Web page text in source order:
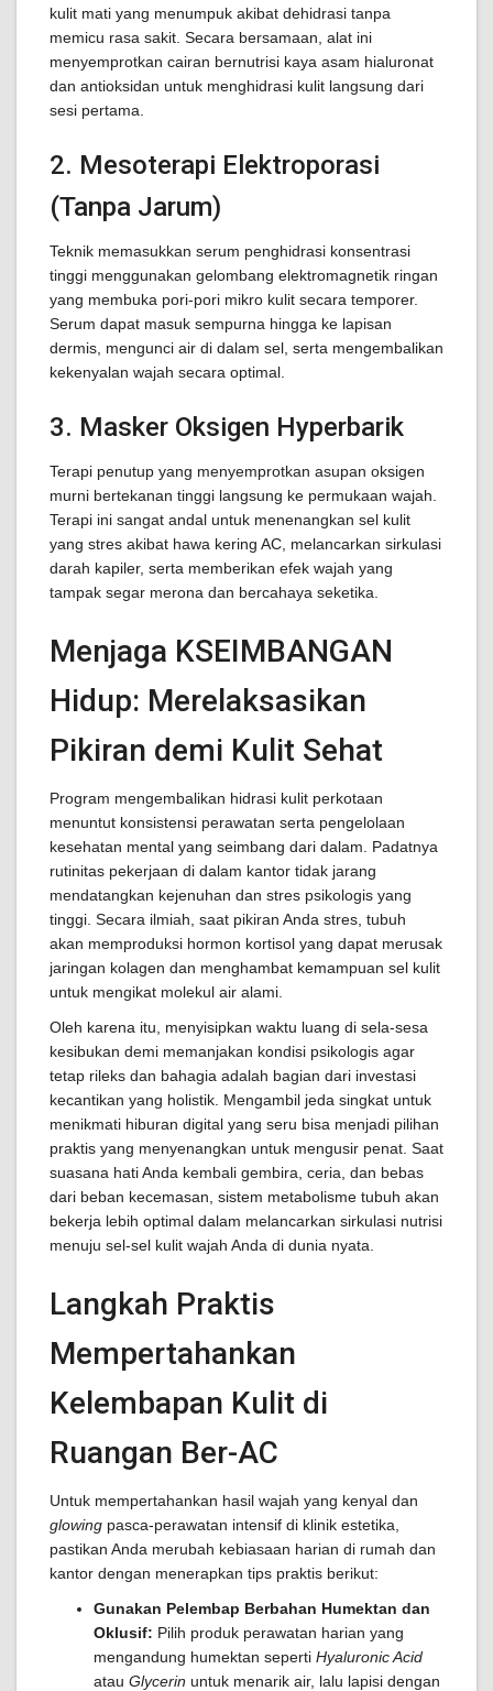
kulit mati yang menumpuk akibat dehidrasi tanpa
memicu rasa sakit. Secara bersamaan, alat ini
menyemprotkan cairan bernutrisi kaya asam hialuronat
dan antioksidan untuk menghidrasi kulit langsung dari
sesi pertama.
2. Mesoterapi Elektroporasi
(Tanpa Jarum)
Teknik memasukkan serum penghidrasi konsentrasi
tinggi menggunakan gelombang elektromagnetik ringan
yang membuka pori-pori mikro kulit secara temporer.
Serum dapat masuk sempurna hingga ke lapisan
dermis, mengunci air di dalam sel, serta mengembalikan
kekenyalan wajah secara optimal.
3. Masker Oksigen Hyperbarik
Terapi penutup yang menyemprotkan asupan oksigen
murni bertekanan tinggi langsung ke permukaan wajah.
Terapi ini sangat andal untuk menenangkan sel kulit
yang stres akibat hawa kering AC, melancarkan sirkulasi
darah kapiler, serta memberikan efek wajah yang
tampak segar merona dan bercahaya seketika.
Menjaga KSEIMBANGAN
Hidup: Merelaksasikan
Pikiran demi Kulit Sehat
Program mengembalikan hidrasi kulit perkotaan
menuntut konsistensi perawatan serta pengelolaan
kesehatan mental yang seimbang dari dalam. Padatnya
rutinitas pekerjaan di dalam kantor tidak jarang
mendatangkan kejenuhan dan stres psikologis yang
tinggi. Secara ilmiah, saat pikiran Anda stres, tubuh
akan memproduksi hormon kortisol yang dapat merusak
jaringan kolagen dan menghambat kemampuan sel kulit
untuk mengikat molekul air alami.
Oleh karena itu, menyisipkan waktu luang di sela-sesa
kesibukan demi memanjakan kondisi psikologis agar
tetap rileks dan bahagia adalah bagian dari investasi
kecantikan yang holistik. Mengambil jeda singkat untuk
menikmati hiburan digital yang seru bisa menjadi pilihan
praktis yang menyenangkan untuk mengusir penat. Saat
suasana hati Anda kembali gembira, ceria, dan bebas
dari beban kecemasan, sistem metabolisme tubuh akan
bekerja lebih optimal dalam melancarkan sirkulasi nutrisi
menuju sel-sel kulit wajah Anda di dunia nyata.
Langkah Praktis
Mempertahankan
Kelembapan Kulit di
Ruangan Ber-AC
Untuk mempertahankan hasil wajah yang kenyal dan
glowing pasca-perawatan intensif di klinik estetika,
pastikan Anda merubah kebiasaan harian di rumah dan
kantor dengan menerapkan tips praktis berikut:
Gunakan Pelembap Berbahan Humektan dan
Oklusif: Pilih produk perawatan harian yang
mengandung humektan seperti Hyaluronic Acid
atau Glycerin untuk menarik air, lalu lapisi dengan